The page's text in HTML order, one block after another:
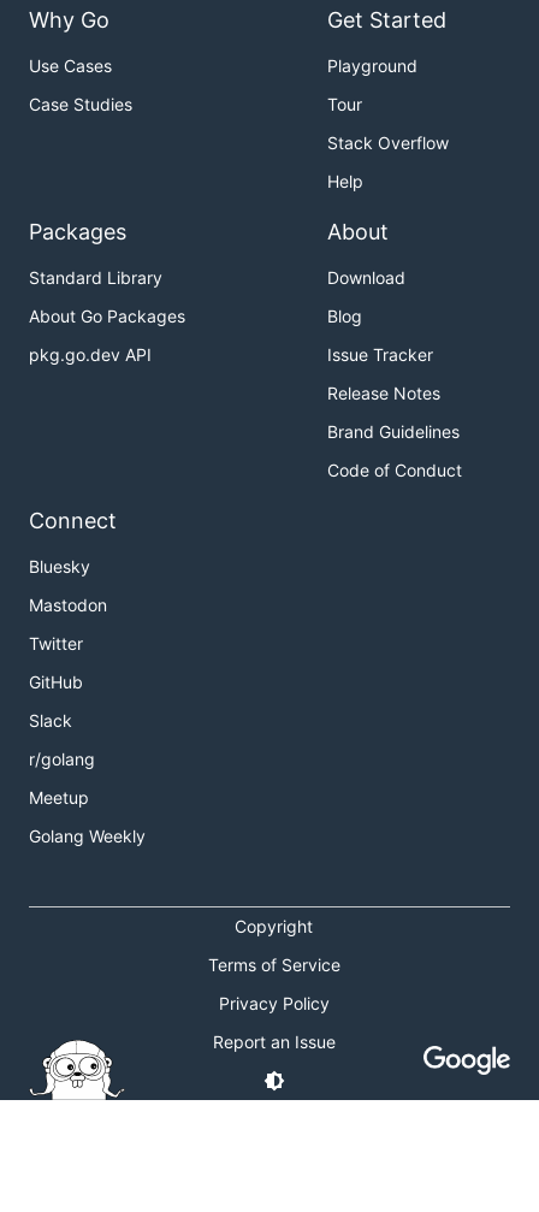
Why Go
Use Cases
Case Studies
Get Started
Playground
Tour
Stack Overflow
Help
Packages
Standard Library
About Go Packages
pkg.go.dev API
About
Download
Blog
Issue Tracker
Release Notes
Brand Guidelines
Code of Conduct
Connect
Bluesky
Mastodon
Twitter
GitHub
Slack
r/golang
Meetup
Golang Weekly
Copyright
Terms of Service
Privacy Policy
Report an Issue